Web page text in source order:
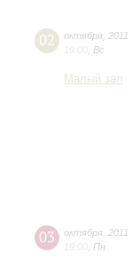
02 октября 2011
19:00 Вс
Малый зал
03 октября 2011
19:00 Пн